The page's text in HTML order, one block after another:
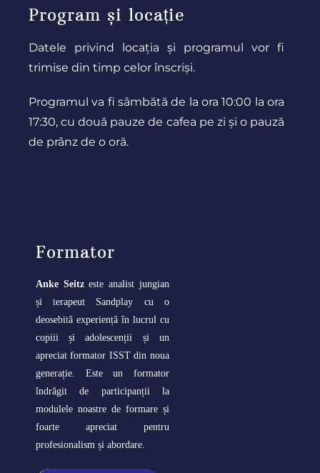
Program și locație
Datele privind locația și programul vor fi
trimise din timp celor înscriși.
Programul va fi sâmbătă de la ora 10:00 la ora
17:30, cu două pauze de cafea pe zi și o pauză
de prânz de o oră.
Formator
Anke Seitzeste analist jungian
și terapeut Sandplay cu o
deosebită experiență în lucrul cu
copiii și adolescenții și un
apreciat formator ISST din noua
generație. Este un formator
îndrăgit de participanții la
modulele noastre de formare și
foarte apreciat pentru
profesionalism și abordare.